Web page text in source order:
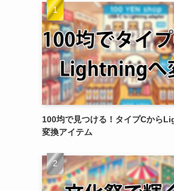
100均で見つける！タイプCから
変換アイテム